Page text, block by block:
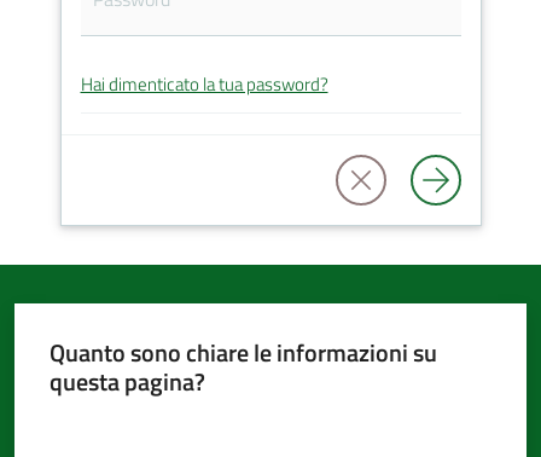
Amministrazione
argomenti...
Seguici
Hai dimenticato la tua password?
Quanto sono chiare le informazioni su
questa pagina?